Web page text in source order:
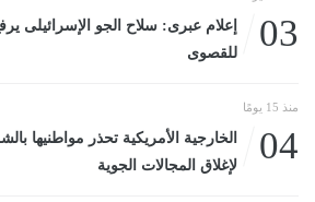
03
إعلام عبرى: سلاح الجو الإسرائيلى
للقصوى
منذ 15 يومًا
04
الخارجية الأمريكية تحذر مواطنيها
لإغلاق المجالات الجوية